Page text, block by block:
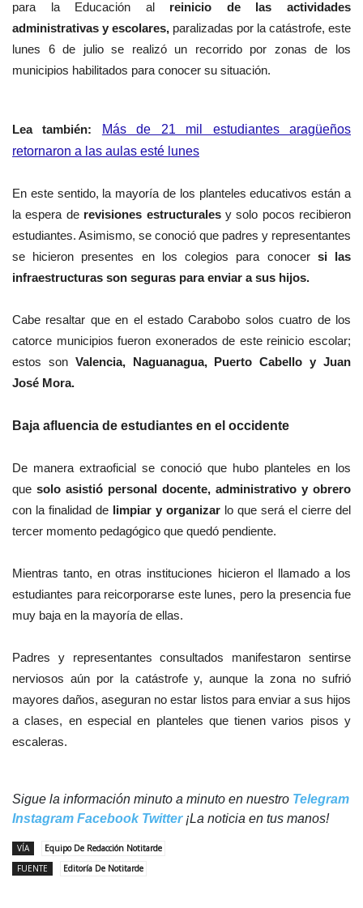
para la Educación alreinicio de las actividades
administrativas y escolares, paralizadas por la catástrofe, este
lunes 6 de julio se realizó un recorrido por zonas de los
municipios habilitados para conocer su situación.
Lea también:
‎Más de 21 mil estudiantes aragüeños
retornaron a las aulas esté lunes
En este sentido, la mayoría de los planteles educativos están a
la espera derevisiones estructuralesy solo pocos recibieron
estudiantes. Asimismo, se conoció que padres y representantes
se hicieron presentes en los colegios para conocersi las
infraestructuras son seguras para enviar a sus hijos.
Cabe resaltar que en el estado Carabobo solos cuatro de los
catorce municipios fueron exonerados de este reinicio escolar;
estos son Valencia, Naguanagua, Puerto Cabello y Juan
José Mora.
Baja afluencia de estudiantes en el occidente
De manera extraoficial se conoció que hubo planteles en los
que solo asistió personal docente, administrativo y obrero
con la finalidad de limpiar y organizar lo que será el cierre del
tercer momento pedagógico que quedó pendiente.
Mientras tanto, en otras instituciones hicieron el llamado a los
estudiantes para reicorporarse este lunes, pero la presencia fue
muy baja en la mayoría de ellas.
Padres y representantes consultados manifestaron sentirse
nerviosos aún por la catástrofe y, aunque la zona no sufrió
mayores daños, aseguran no estar listos para enviar a sus hijos
a clases, en especial en planteles que tienen varios pisos y
escaleras.
Sigue la información minuto a minuto en nuestro Telegram
Instagram Facebook Twitter¡La noticia en tus manos!
VÍA
Equipo De Redacción Notitarde
FUENTE
Editoría De Notitarde